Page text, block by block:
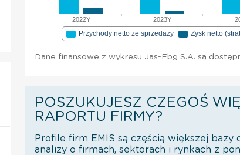
2022Y 2023Y
Przychody netto ze sprzedaży Zysk netto
Dane finansowe z wykresu Jas-Fbg S.A. są
POSZUKUJESZ CZEGOŚ
RAPORTU FIRMY?
Profile firm EMIS są częścią większej bazy
analizy o firmach, sektorach i rynkach z